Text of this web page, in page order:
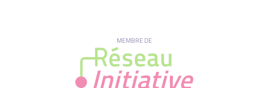
MEMBRE DE